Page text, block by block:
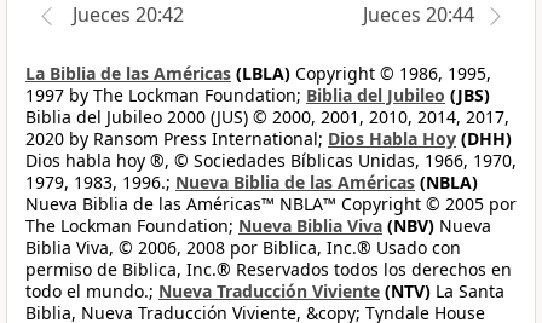
Jueces 20:42
Jueces 20:44
La Biblia de las Américas (LBLA) Copyright © 1986, 1995,
1997 by The Lockman Foundation; Biblia del Jubileo (JBS)
Biblia del Jubileo 2000 (JUS) © 2000, 2001, 2010, 2014, 2017,
2020 by Ransom Press International; Dios Habla Hoy (DHH)
Dios habla hoy ®, © Sociedades Bíblicas Unidas, 1966, 1970,
1979, 1983, 1996.; Nueva Biblia de las Américas (NBLA)
Nueva Biblia de las Américas™ NBLA™ Copyright © 2005 por
The Lockman Foundation; Nueva Biblia Viva (NBV) Nueva
Biblia Viva, © 2006, 2008 por Biblica, Inc.® Usado con
permiso de Biblica, Inc.® Reservados todos los derechos en
todo el mundo.; Nueva Traducción Viviente (NTV) La Santa
Biblia, Nueva Traducción Viviente, &copy; Tyndale House